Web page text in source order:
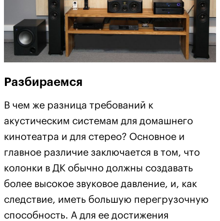
Разбираемся
В чем же разница требований к
акустическим системам для домашнего
кинотеатра и для стерео? Основное и
главное различие заключается в том, что
колонки в ДК обычно должны создавать
более высокое звуковое давление, и, как
следствие, иметь большую перегрузочную
способность. А для ее достижения